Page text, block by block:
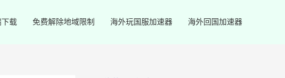
载 免费解除地域限制 海外玩国服加速器 海外回国加速器